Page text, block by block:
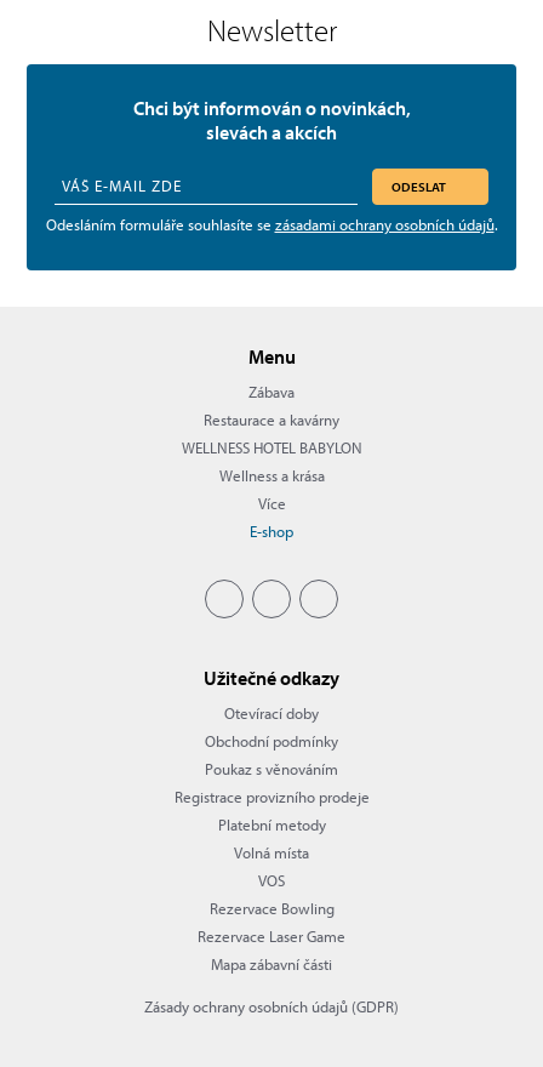
Newsletter
Chci být informován o novinkách,
slevách a akcích
ODESLAT
Odesláním formuláře souhlasíte se zásadami ochrany osobních údajů.
Menu
Zábava
Restaurace a kavárny
WELLNESS HOTEL BABYLON
Wellness a krása
Více
E-shop
Užitečné odkazy
Otevírací doby
Obchodní podmínky
Poukaz s věnováním
Registrace provizního prodeje
Platební metody
Volná místa
VOS
Rezervace Bowling
Rezervace Laser Game
Mapa zábavní části
Zásady ochrany osobních údajů (GDPR)